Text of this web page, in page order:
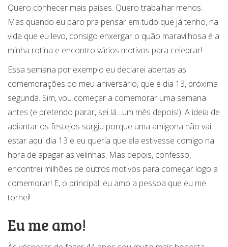
Quero conhecer mais países. Quero trabalhar menos.
Mas quando eu paro pra pensar em tudo que já tenho, na
vida que eu levo, consigo enxergar o quão maravilhosa é a
minha rotina e encontro vários motivos para celebrar!
Essa semana por exemplo eu declarei abertas as
comemorações do meu aniversário, que é dia 13, próxima
segunda. Sim, vou começar a comemorar uma semana
antes (e pretendo parar, sei lá…um mês depois!). A ideia de
adiantar os festejos surgiu porque uma amigona não vai
estar aqui dia 13 e eu queria que ela estivesse comigo na
hora de apagar as velinhas. Mas depois, confesso,
encontrei milhões de outros motivos para começar logo a
comemorar! E, o principal: eu amo a pessoa que eu me
tornei!
Eu me amo!